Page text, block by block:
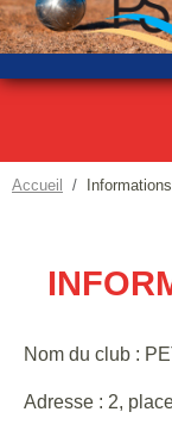
Accueil
Nom du club :
Adresse : 2,